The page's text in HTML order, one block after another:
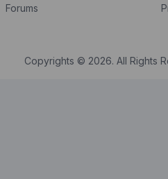
Forums
Copyrights © 2026. All Rights